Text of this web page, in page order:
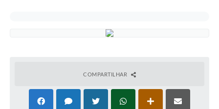
PCA (Planos de Contratações Anuais)
COMPARTILHAR